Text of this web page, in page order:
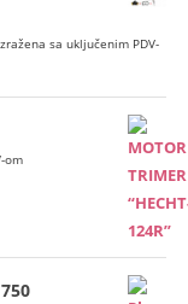
sa uključenim PDV-
om